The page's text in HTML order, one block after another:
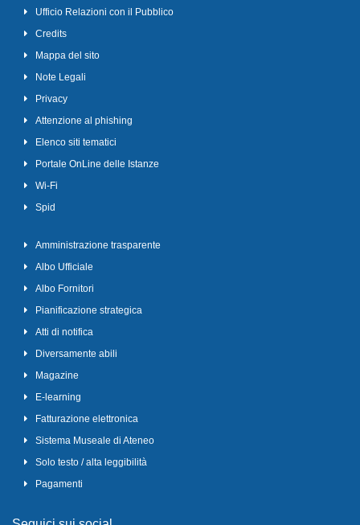
Ufficio Relazioni con il Pubblico
Credits
Mappa del sito
Note Legali
Privacy
Attenzione al phishing
Elenco siti tematici
Portale OnLine delle Istanze
Wi-Fi
Spid
Amministrazione trasparente
Albo Ufficiale
Albo Fornitori
Pianificazione strategica
Atti di notifica
Diversamente abili
Magazine
E-learning
Fatturazione elettronica
Sistema Museale di Ateneo
Solo testo / alta leggibilità
Pagamenti